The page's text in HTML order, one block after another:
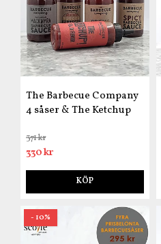
The Barbecue Company
4 såser & The Ketchup
371 kr
330 kr
KÖP
- 10%